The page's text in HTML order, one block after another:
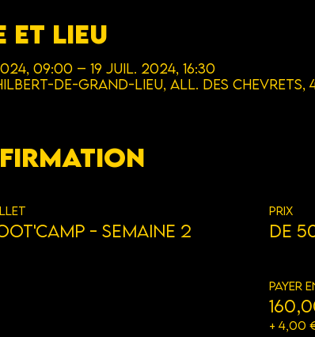
et lieu
09:00 – 19 juil. 2024, 16:30
de-Grand-Lieu, All. des Chevrets,
- Semaine 2
Prix
De
Payer
+ 4,00